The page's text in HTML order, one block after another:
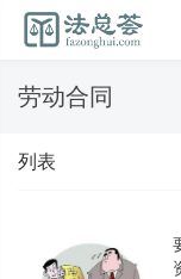
劳动合同
列表